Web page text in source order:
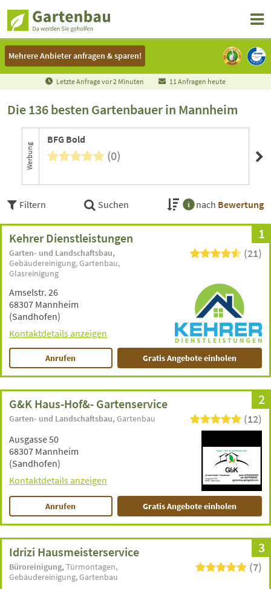
Mehrere Anbieter anfragen & sparen!
Mehrere Anbieter anfragen & sparen!
Letzte Anfrage vor2 Minuten 11 Anfragen heute
Die 136 besten Gartenbauer in Mannheim
Werbung
BFG Bold
(0)
Filtern Suchen nach Bewertung
1
Kehrer Dienstleistungen
Garten- und Landschaftsbau
Gebäudereinigung Gartenbau
Glasreinigung
(21)
Amselstr. 26
68307 Mannheim
(Sandhofen)
Kontaktdetails anzeigen
Anrufen Gratis Angebote einholen
2
G&K Haus-Hof&- Gartenservice
Garten- und Landschaftsbau Gartenbau (12)
Ausgasse 50
68307 Mannheim
(Sandhofen)
Kontaktdetails anzeigen
Anrufen Gratis Angebote einholen
3
Idrizi Hausmeisterservice
Büroreinigung Türmontagen
Gebäudereinigung Gartenbau
(7)